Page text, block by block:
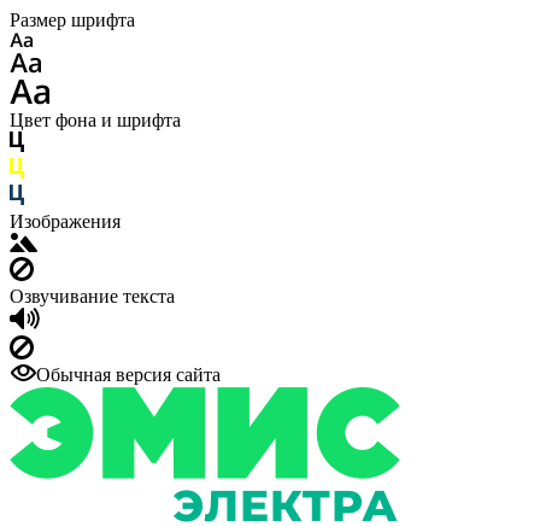
Размер шрифта
Цвет фона и шрифта
Изображения
Озвучивание текста
Обычная версия сайта